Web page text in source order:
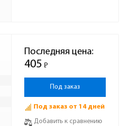
Последняя цена:
405 Р
-
Под заказ
Под заказ от 14 дней
Добавить к сравнению